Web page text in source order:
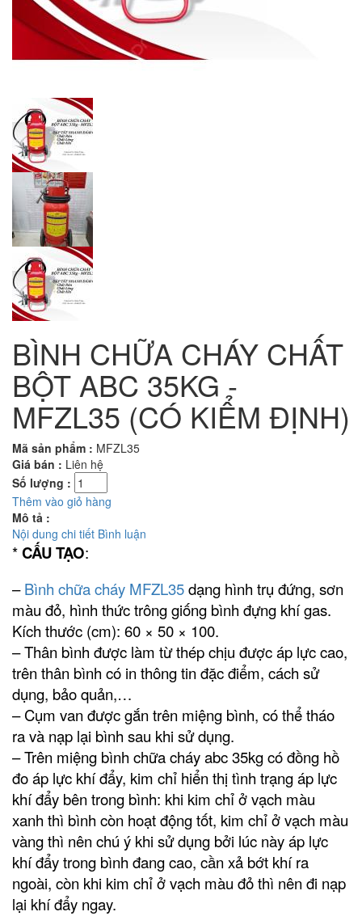
BÌNH CHỮA CHÁY CHẤT
BỘT ABC 35KG -
MFZL35 (CÓ KIỂM ĐỊNH)
Mã sản phẩm : MFZL35
Giá bán : Liên hệ
Số lượng :
Thêm vào giỏ hàng
Mô tả :
Nội dung chi tiết Bình luận
*CẤU TẠO:
–Bình chữa cháy MFZL35dạng hình trụ đứng, sơn
màu đỏ, hình thức trông giống bình đựng khí gas.
Kích thước (cm): 60 × 50 × 100.
– Thân bình được làm từ thép chịu được áp lực cao,
trên thân bình có in thông tin đặc điểm, cách sử
dụng, bảo quản,…
– Cụm van được gắn trên miệng bình, có thể tháo
ra và nạp lại bình sau khi sử dụng.
– Trên miệng bình chữa cháy abc 35kg có đồng hồ
đo áp lực khí đẩy, kim chỉ hiển thị tình trạng áp lực
khí đẩy bên trong bình: khi kim chỉ ở vạch màu
xanh thì bình còn hoạt động tốt, kim chỉ ở vạch màu
vàng thì nên chú ý khi sử dụng bởi lúc này áp lực
khí đẩy trong bình đang cao, cần xả bớt khí ra
ngoài, còn khi kim chỉ ở vạch màu đỏ thì nên đi nạp
lại khí đẩy ngay.